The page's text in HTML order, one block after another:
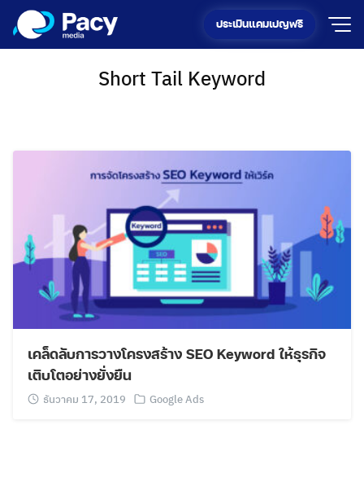
Skip
content
ประเมินแคมเปญฟรี
Short Tail Keyword
เคล็ดลับการวางโครงสร้าง SEO Keyword ให้ธุรกิจ
เติบโตอย่างยั่งยืน
ธันวาคม 17, 2019 Google Ads